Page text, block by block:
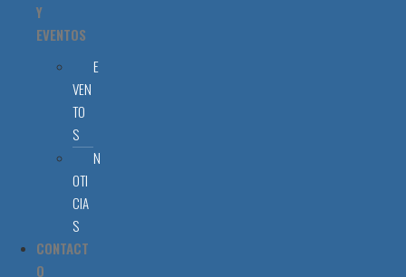
Y
EVENTOS
E
VEN
TO
S
N
OTI
CIA
S
CONTACT
O